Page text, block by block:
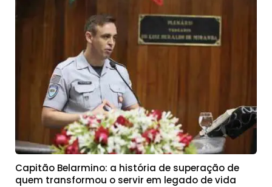
Capitão Belarmino: a história de superação de
quem transformou o servir em legado de vida